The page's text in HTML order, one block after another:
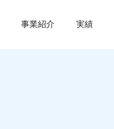
事業紹介 実績